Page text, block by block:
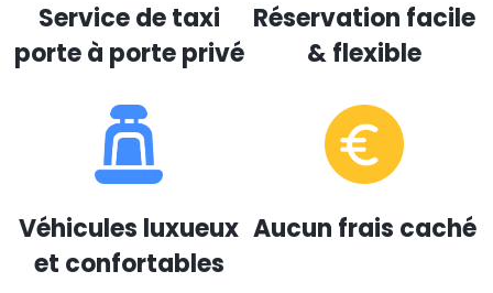
Service de taxi
porte à porte privé
Réservation facile
& flexible
Véhicules luxueux
et confortables
Aucun frais caché